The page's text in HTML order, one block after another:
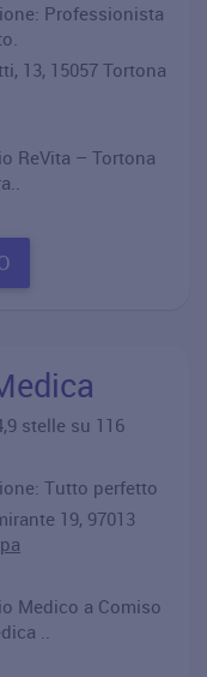
Professionista
13, 15057 Tortona
ReVita – Tortona
stelle su 116
Tutto perfetto
19, 97013
Medico a Comiso
..